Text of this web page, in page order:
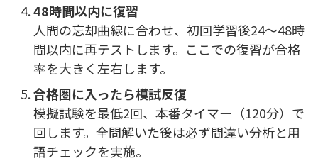
48時間以内に復習
人間の忘却曲線に合わせ、初回学習後24～48時
間以内に再テストします。ここでの復習が合格
率を大きく左右します。
合格圏に入ったら模試反復
模擬試験を最低2回、本番タイマー（120分）で
回します。全問解いた後は必ず間違い分析と用
語チェックを実施。